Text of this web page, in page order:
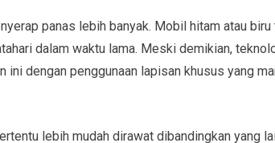
panas lebih banyak. Mobil hitam atau biru
dalam waktu lama. Meski demikian,
ini dengan penggunaan lapisan khusus yang
lebih mudah dirawat dibandingkan yang